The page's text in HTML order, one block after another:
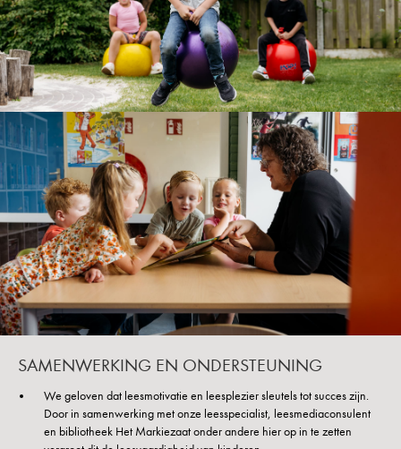
SAMENWERKING EN ONDERSTEUNING
We geloven dat leesmotivatie en leesplezier sleutels tot succes zijn.
Door in samenwerking met onze leesspecialist, leesmediaconsulent
en bibliotheek Het Markiezaat onder andere hier op in te zetten